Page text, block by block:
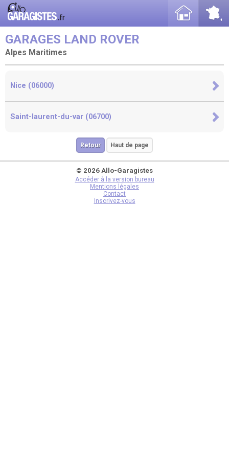
GARAGES LAND ROVER
Alpes Maritimes
Nice (06000)
Saint-laurent-du-var (06700)
Retour Haut de page
© 2026 Allo-Garagistes
Accéder à la version bureau
Mentions légales
Contact
Inscrivez-vous